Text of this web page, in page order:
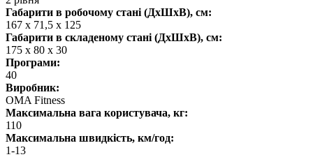
Габарити в робочому стані (ДхШхВ), см:
167 х 71,5 х 125
Габарити в складеному стані (ДхШхВ), см:
175 х 80 х 30
Програми:
40
Виробник:
OMA Fitness
Максимальна вага користувача, кг:
110
Максимальна швидкість, км/год:
1-13